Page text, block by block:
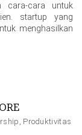
cara-cara untuk
startup yang
menghasilkan
, Produktivitas